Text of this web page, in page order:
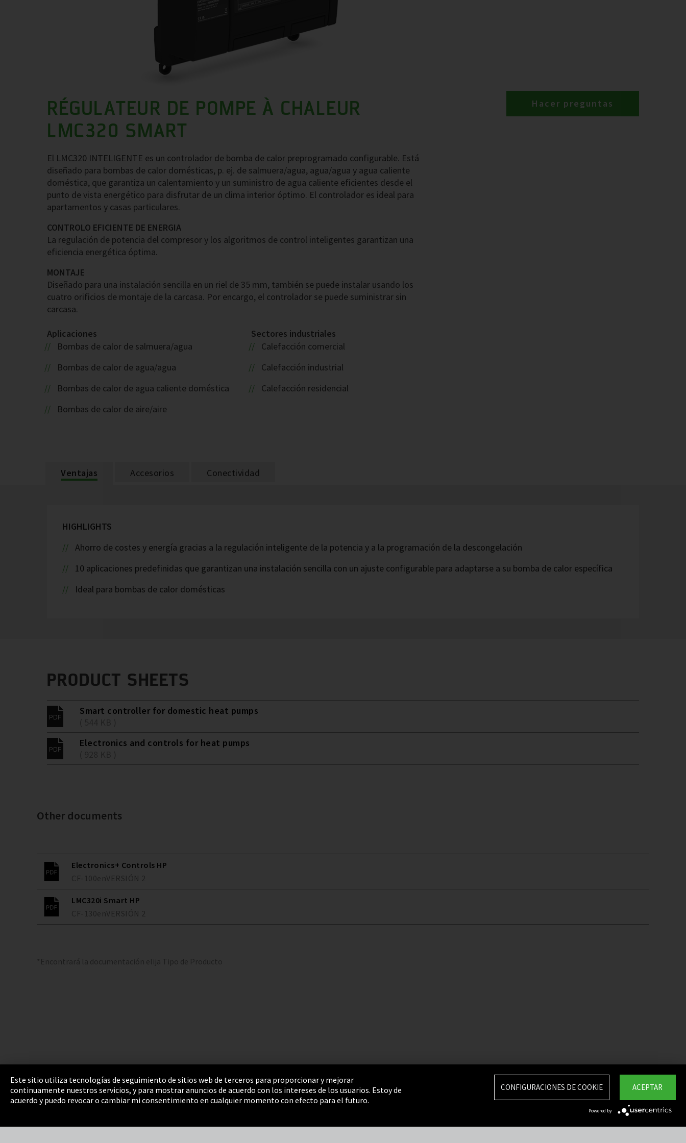
RÉGULATEUR DE POMPE À CHALEUR
LMC320 SMART
El LMC320 INTELIGENTE es un controlador de bomba de calor preprogramado configurable. Está
diseñado para bombas de calor domésticas, p. ej. de salmuera/agua, agua/agua y agua caliente
doméstica, que garantiza un calentamiento y un suministro de agua caliente eficientes desde el
punto de vista energético para disfrutar de un clima interior óptimo. El controlador es ideal para
apartamentos y casas particulares.
CONTROLO EFICIENTE DE ENERGIA
La regulación de potencia del compresor y los algoritmos de control inteligentes garantizan una
eficiencia energética óptima.
MONTAJE
Diseñado para una instalación sencilla en un riel de 35 mm, también se puede instalar usando los
cuatro orificios de montaje de la carcasa. Por encargo, el controlador se puede suministrar sin
carcasa.
Aplicaciones
Bombas de calor de salmuera/agua
Bombas de calor de agua/agua
Bombas de calor de agua caliente doméstica
Bombas de calor de aire/aire
Sectores industriales
Calefacción comercial
Calefacción industrial
Calefacción residencial
Hacer preguntas
Ventajas Accesorios Conectividad
HIGHLIGHTS
Ahorro de costes y energía gracias a la regulación inteligente de la potencia y a la programación de la descongelación
10 aplicaciones predefinidas que garantizan una instalación sencilla con un ajuste configurable para adaptarse a su bomba de calor específica
Ideal para bombas de calor domésticas
PRODUCT SHEETS
Smart controller for domestic heat pumps
Electronics and controls for heat pumps
Other documents
Electronics+ Controls HP
CF-100enVERSIÓN 2
LMC320i Smart HP
CF-130enVERSIÓN 2
*Encontrará la documentación elija Tipo de Producto
Pie de imprenta Política de privacidad Cookie Settings Términos y Condiciones
Este sitio utiliza tecnologías de seguimiento de sitios web de terceros para proporcionar y mejorar
continuamente nuestros servicios, y para mostrar anuncios de acuerdo con los intereses de los usuarios. Estoy de
acuerdo y puedo revocar o cambiar mi consentimiento en cualquier momento con efecto para el futuro.
ACEPTAR
CONFIGURACIONES DE COOKIE
Powered by